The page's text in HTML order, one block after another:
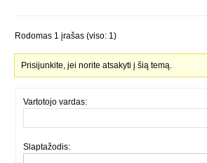
Rodomas 1 įrašas (viso: 1)
Prisijunkite, jei norite atsakyti į šią temą.
Vartotojo vardas:
Slaptažodis: